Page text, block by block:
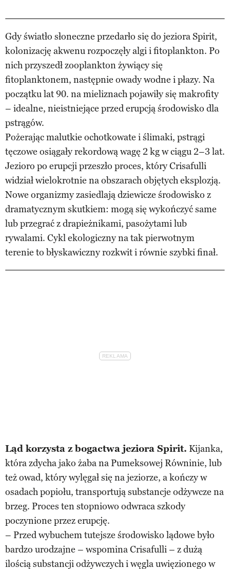
Gdy światło słoneczne przedarło się do jeziora Spirit,
kolonizację akwenu rozpoczęły algi i fitoplankton. Po
nich przyszedł zooplankton żywiący się
fitoplanktonem, następnie owady wodne i płazy. Na
początku lat 90. na mieliznach pojawiły się makrofity
– idealne, nieistniejące przed erupcją środowisko dla
pstrągów.
Pożerając malutkie ochotkowate i ślimaki, pstrągi
tęczowe osiągały rekordową wagę 2 kg w ciągu 2–3 lat.
Jezioro po erupcji przeszło proces, który Crisafulli
widział wielokrotnie na obszarach objętych eksplozją.
Nowe organizmy zasiedlają dziewicze środowisko z
dramatycznym skutkiem: mogą się wykończyć same
lub przegrać z drapieżnikami, pasożytami lub
rywalami. Cykl ekologiczny na tak pierwotnym
terenie to błyskawiczny rozkwit i równie szybki finał.
Ląd korzysta z bogactwa jeziora Spirit. Kijanka,
która zdycha jako żaba na Pumeksowej Równinie, lub
też owad, który wylęgał się na jeziorze, a kończy w
osadach popiołu, transportują substancje odżywcze na
brzeg. Proces ten stopniowo odwraca szkody
poczynione przez erupcję.
– Przed wybuchem tutejsze środowisko lądowe było
bardzo urodzajne – wspomina Crisafulli – z dużą
ilością substancji odżywczych i węgla uwięzionego w